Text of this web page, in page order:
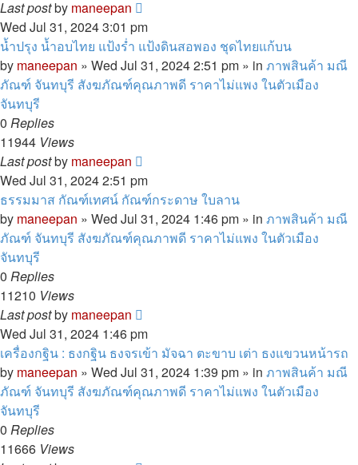
Last postby maneepan
Wed Jul 31, 2024 3:01 pm
น้ำปรุง น้ำอบไทย แป้งร่ำ แป้งดินสอพอง ชุดไทยแก้บน
by maneepan » Wed Jul 31, 2024 2:51 pm » in ภาพสินค้า มณี
ภัณฑ์ จันทบุรี สังฆภัณฑ์คุณภาพดี ราคาไม่แพง ในตัวเมือง
จันทบุรี
0 Replies
11944 Views
Last postby maneepan
Wed Jul 31, 2024 2:51 pm
ธรรมมาส กัณฑ์เทศน์ กัณฑ์กระดาษ ใบลาน
by maneepan » Wed Jul 31, 2024 1:46 pm » in ภาพสินค้า มณี
ภัณฑ์ จันทบุรี สังฆภัณฑ์คุณภาพดี ราคาไม่แพง ในตัวเมือง
จันทบุรี
0 Replies
11210 Views
Last postby maneepan
Wed Jul 31, 2024 1:46 pm
เครื่องกฐิน : ธงกฐิน ธงจรเข้า มัจฉา ตะขาบ เต่า ธงแขวนหน้ารถ
by maneepan » Wed Jul 31, 2024 1:39 pm » in ภาพสินค้า มณี
ภัณฑ์ จันทบุรี สังฆภัณฑ์คุณภาพดี ราคาไม่แพง ในตัวเมือง
จันทบุรี
0 Replies
11666 Views